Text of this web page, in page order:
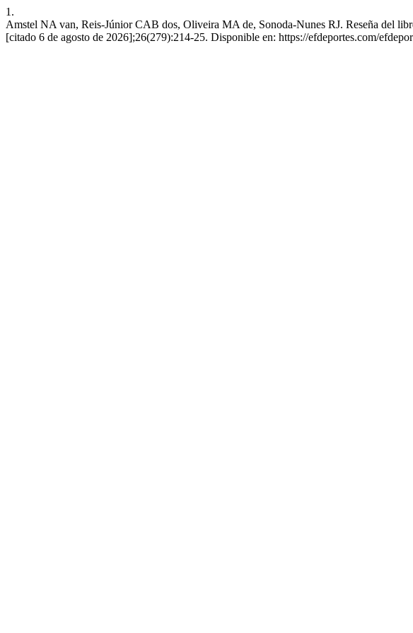
1.
Amstel NA van, Reis-Júnior CAB dos, Oliveira MA de, Sonoda-Nunes RJ. Reseña del
[citado 6 de agosto de 2026];26(279):214-25. Disponible en: https://efdeportes.com/